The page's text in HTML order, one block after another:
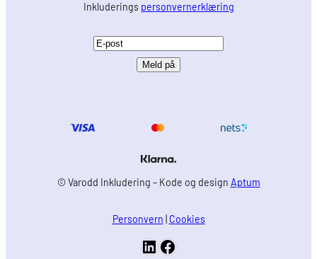
Inkluderings personvernerklæring
E
P
© Varodd Inkludering – Kode og design Aptum
Personvern Cookies
LinkedIn Facebook